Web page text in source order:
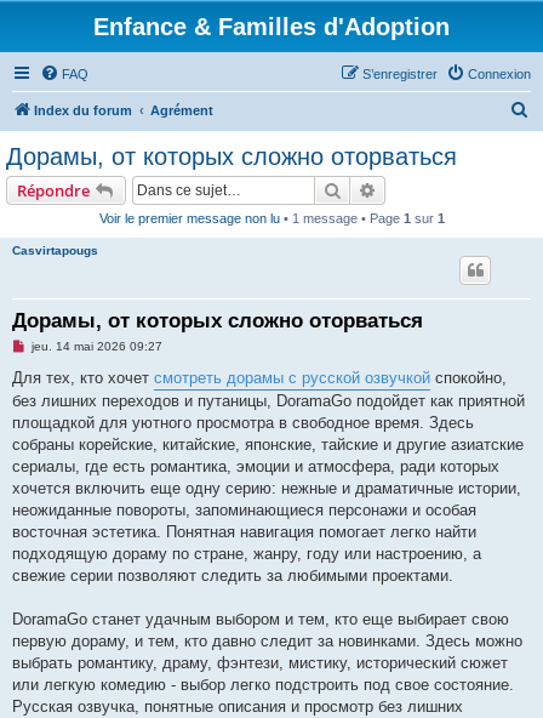
Enfance & Familles d'Adoption
FAQ Connexion
S’enregistrer
Index du forum Agrément
Дорамы, от которых сложно оторваться
Répondre Rechercher
Voir le premier message non lu• 1 message • Page 1 sur 1
Casvirtapougs
Дорамы, от которых сложно оторваться
M
s
a
g
e
n
o
n
l
u
jeu. 14 mai 2026 09:27
Для тех, кто хочет смотреть дорамы с русской озвучкой спокойно,
без лишних переходов и путаницы, DoramaGo подойдет как приятной
площадкой для уютного просмотра в свободное время. Здесь
собраны корейские, китайские, японские, тайские и другие азиатские
сериалы, где есть романтика, эмоции и атмосфера, ради которых
хочется включить еще одну серию: нежные и драматичные истории,
неожиданные повороты, запоминающиеся персонажи и особая
восточная эстетика. Понятная навигация помогает легко найти
подходящую дораму по стране, жанру, году или настроению, а
свежие серии позволяют следить за любимыми проектами.
DoramaGo станет удачным выбором и тем, кто еще выбирает свою
первую дораму, и тем, кто давно следит за новинками. Здесь можно
выбрать романтику, драму, фэнтези, мистику, исторический сюжет
или легкую комедию - выбор легко подстроить под свое состояние.
Русская озвучка, понятные описания и просмотр без лишних